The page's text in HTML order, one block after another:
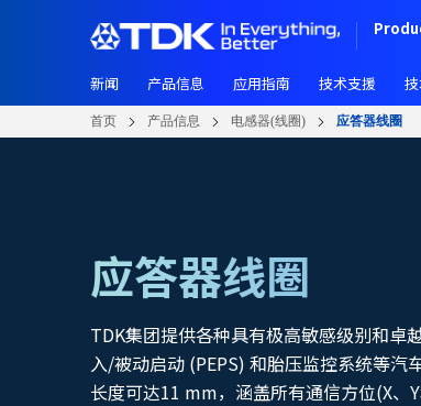
要
内
新闻 产品信息 应用指南 技术支援
首页 产品信息 电感器(线圈) 应答器线圈
应答器线圈
TDK集团提供各种具有极高敏感级别和卓
入/被动启动 (PEPS) 和胎压监控系统等汽
长度可达11 mm，涵盖所有通信方位(X